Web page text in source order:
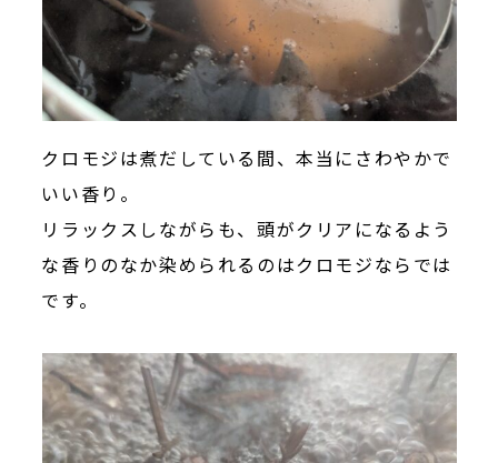
クロモジは煮だしている間、本当にさわやかで
いい香り。
リラックスしながらも、頭がクリアになるよう
な香りのなか染められるのはクロモジならでは
です。